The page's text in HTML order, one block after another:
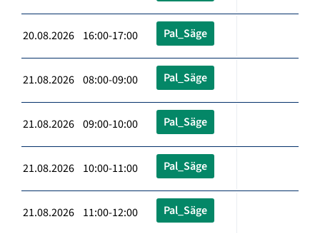
20.08.2026 16:00-17:00 Pal_Säge
21.08.2026 08:00-09:00 Pal_Säge
21.08.2026 09:00-10:00 Pal_Säge
21.08.2026 10:00-11:00 Pal_Säge
21.08.2026 11:00-12:00 Pal_Säge